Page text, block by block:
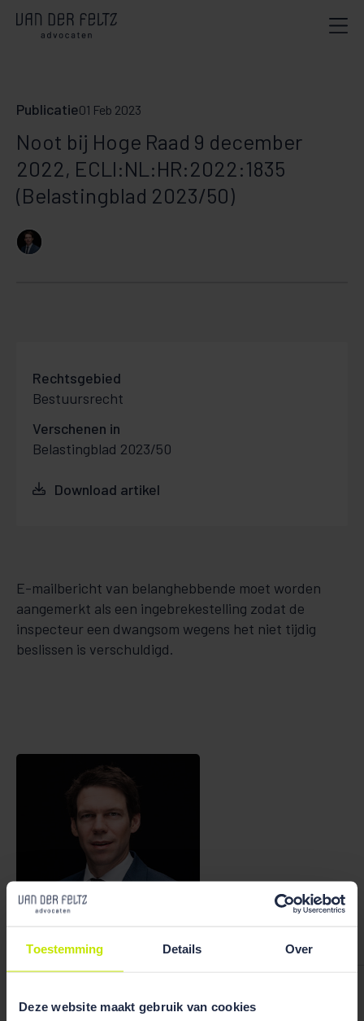
Toestemming Details Over
Deze website maakt gebruik van cookies
Publicatie01 Feb 2023
Noot bij Hoge Raad 9 december
2022, ECLI:NL:HR:2022:1835
(Belastingblad 2023/50)
Rechtsgebied
Bestuursrecht
Verschenen in
Belastingblad 2023/50
Download artikel
E-mailbericht van belanghebbende moet worden
aangemerkt als een ingebrekestelling zodat de
inspecteur een dwangsom wegens het niet tijdig
beslissen is verschuldigd.
Bekijk team